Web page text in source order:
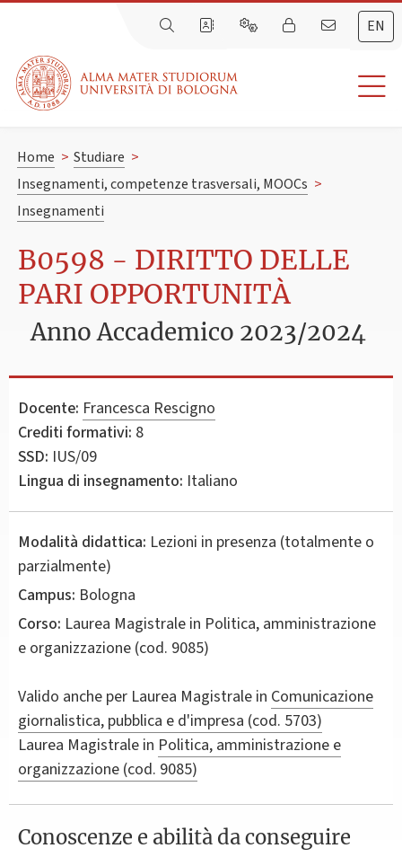
EN
Home > Studiare >
Insegnamenti, competenze trasversali, MOOCs >
Insegnamenti
B0598 - DIRITTO DELLE
PARI OPPORTUNITÀ
Anno Accademico 2023/2024
Docente: Francesca Rescigno
Crediti formativi: 8
SSD: IUS/09
Lingua di insegnamento: Italiano
Modalità didattica: Lezioni in presenza (totalmente o
parzialmente)
Campus: Bologna
Corso: Laurea Magistrale in Politica, amministrazione
e organizzazione (cod. 9085)
Valido anche per Laurea Magistrale in Comunicazione
giornalistica, pubblica e d'impresa (cod. 5703)
Laurea Magistrale in Politica, amministrazione e
organizzazione (cod. 9085)
Conoscenze e abilità da conseguire